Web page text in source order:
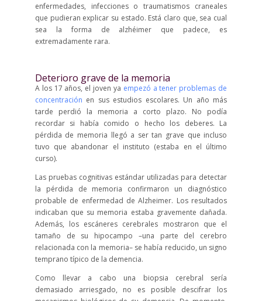
enfermedades, infecciones o traumatismos craneales
que pudieran explicar su estado. Está claro que, sea cual
sea la forma de alzhéimer que padece, es
extremadamente rara.
Deterioro grave de la memoria
A los 17 años, el joven ya empezó a tener problemas de
concentración en sus estudios escolares. Un año más
tarde perdió la memoria a corto plazo. No podía
recordar si había comido o hecho los deberes. La
pérdida de memoria llegó a ser tan grave que incluso
tuvo que abandonar el instituto (estaba en el último
curso).
Las pruebas cognitivas estándar utilizadas para detectar
la pérdida de memoria confirmaron un diagnóstico
probable de enfermedad de Alzheimer. Los resultados
indicaban que su memoria estaba gravemente dañada.
Además, los escáneres cerebrales mostraron que el
tamaño de su hipocampo –una parte del cerebro
relacionada con la memoria– se había reducido, un signo
temprano típico de la demencia.
Como llevar a cabo una biopsia cerebral sería
demasiado arriesgado, no es posible descifrar los